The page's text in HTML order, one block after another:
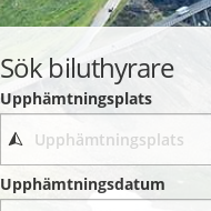
Sök biluthyrare
Upphämtningsplats
Upphämtningsdatum